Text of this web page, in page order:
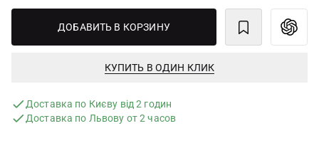
ДОБАВИТЬ В КОРЗИНУ
КУПИТЬ В ОДИН КЛИК
Доставка по Києву від 2 годин
Доставка по Львову от 2 часов